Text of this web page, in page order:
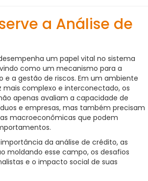
MINHA CONTA
PORTAL EAD
a Análise de
um papel vital no sistema
como um mecanismo para a
e a gestão de riscos. Em um ambiente
complexo e interconectado, os
apenas avaliam a capacidade de
e empresas, mas também precisam
macroeconômicas que podem
da análise de crédito, as
moldando esse campo, os desafios
e o impacto social de suas